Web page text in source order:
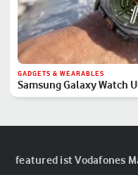
GADGETS & WEARABLES
Samsung Galaxy Watch
Sensation?
featured ist Vodafones